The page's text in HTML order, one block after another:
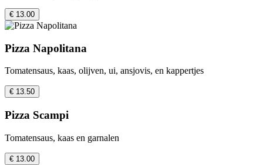
€ 13.00
Pizza Napolitana
Tomatensaus, kaas, olijven, ui, ansjovis, en kappertjes
€ 13.50
Pizza Scampi
Tomatensaus, kaas en garnalen
€ 13.00